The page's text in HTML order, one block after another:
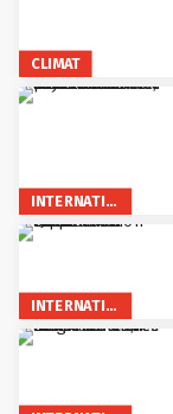
CLIMAT
INTERNATIONAL
INTERNATIONAL